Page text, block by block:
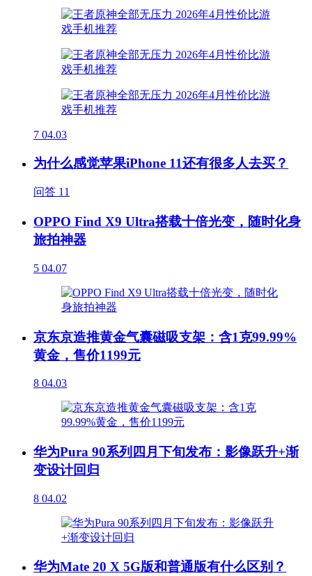
7 04.03
为什么感觉苹果iPhone 11还有很多人去买？
问答 11
OPPO Find X9 Ultra搭载十倍光变，随时化身
旅拍神器
5 04.07
京东京造推黄金气囊磁吸支架：含1克99.99%
黄金，售价1199元
8 04.03
华为Pura 90系列四月下旬发布：影像跃升+渐
变设计回归
8 04.02
华为Mate 20 X 5G版和普通版有什么区别？